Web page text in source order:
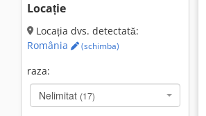
Locație
Locația dvs. detectată:
România
(schimba)
raza:
Nelimitat (17)